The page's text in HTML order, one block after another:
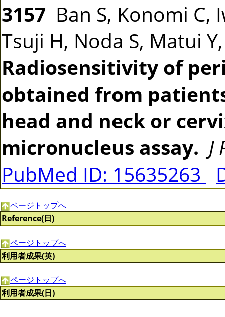
3157 Ban S, Konomi C,
Tsuji H, Noda S, Matui
Radiosensitivity of
obtained from
head and neck or
micronucleus assay. J
PubMed ID: 15635263
ページトップへ
Reference(日)
ページトップへ
利用者成果(英)
ページトップへ
利用者成果(日)